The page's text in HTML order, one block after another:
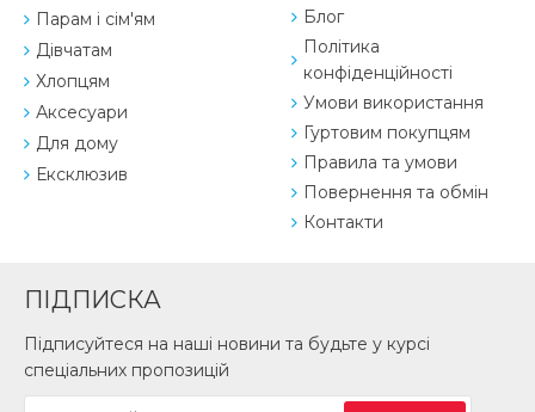
Парам і сім'ям
Дівчатам
Хлопцям
Аксесуари
Для дому
Ексклюзив
Блог
Політика
конфіденційності
Умови використання
Гуртовим покупцям
Правила та умови
Повернення та обмін
Контакти
ПІДПИСКА
Підписуйтеся на наші новини та будьте у курсі
спеціальних пропозицій